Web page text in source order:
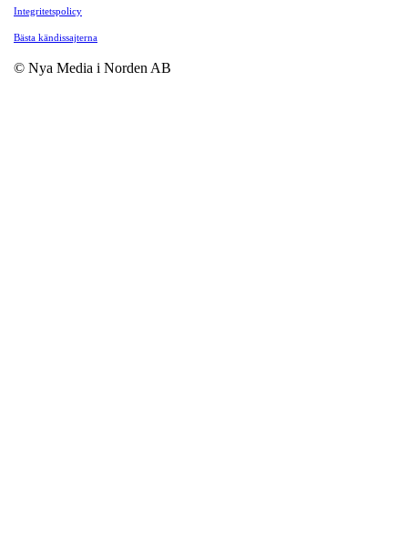
Integritetspolicy
Bästa kändissajterna
© Nya Media i Norden AB